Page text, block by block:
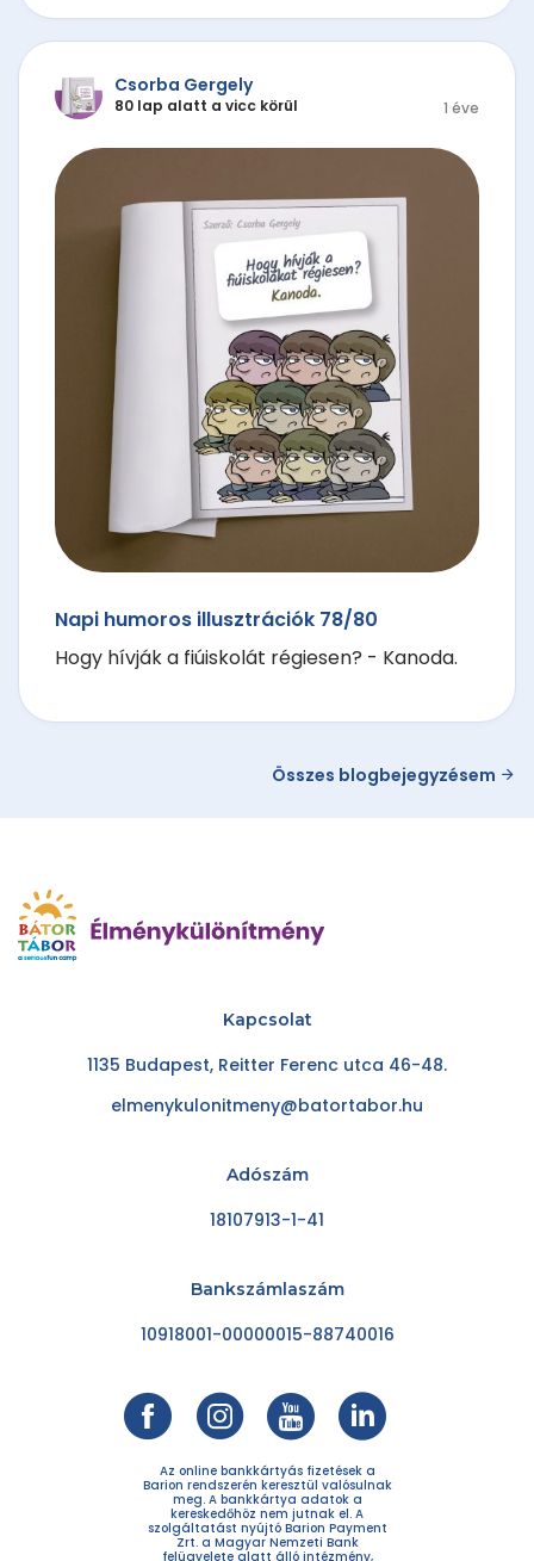
Csorba Gergely
80 lap alatt a vicc körül 1 éve
Napi humoros illusztrációk 78/80
Hogy hívják a fiúiskolát régiesen? - Kanoda.
Összes blogbejegyzésem
Kapcsolat
1135 Budapest, Reitter Ferenc utca 46-48.
elmenykulonitmeny@batortabor.hu
Adószám
18107913-1-41
Bankszámlaszám
10918001-00000015-88740016
Az online bankkártyás fizetések a
Barion rendszerén keresztül valósulnak
meg. A bankkártya adatok a
kereskedőhöz nem jutnak el. A
szolgáltatást nyújtó Barion Payment
Zrt. a Magyar Nemzeti Bank
felügyelete alatt álló intézmény,